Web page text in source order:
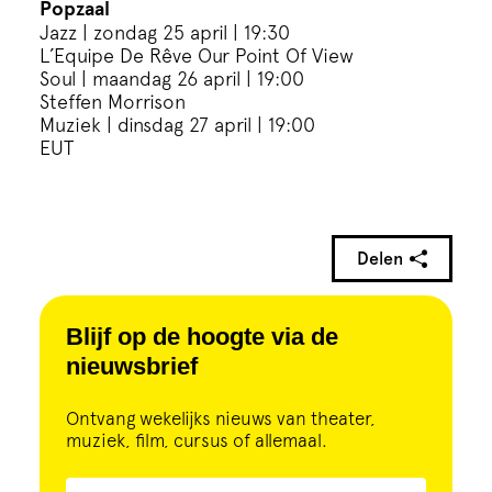
Blijf op de hoogte via de
nieuwsbrief
Ontvang wekelijks nieuws van theater,
muziek, film, cursus of allemaal.
Popzaal
Jazz | zondag 25 april | 19:30
L’Equipe De Rêve Our Point Of View
Soul | maandag 26 april | 19:00
Steffen Morrison
Muziek | dinsdag 27 april | 19:00
EUT
Delen